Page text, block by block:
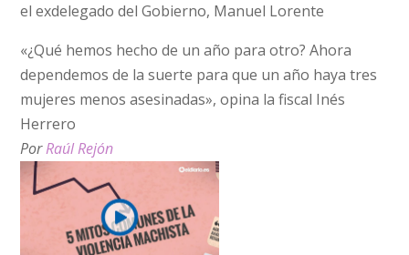
el exdelegado del Gobierno, Manuel Lorente
«¿Qué hemos hecho de un año para otro? Ahora
dependemos de la suerte para que un año haya tres
mujeres menos asesinadas», opina la fiscal Inés
Herrero
PorRaúl Rejón